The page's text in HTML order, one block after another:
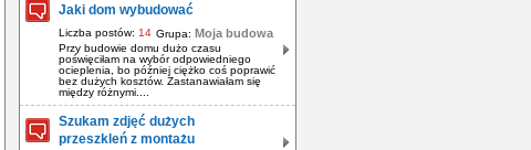
Jaki dom wybudować
Liczba postów: 14 Grupa: Moja budowa
Przy budowie domu dużo czasu
poświęciłam na wybór odpowiedniego
ocieplenia, bo później ciężko coś poprawić
bez dużych kosztów. Zastanawiałam się
między różnymi....
Szukam zdjęć dużych
przeszkleń z montażu